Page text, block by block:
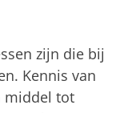
zijn die bij
Kennis van
middel tot